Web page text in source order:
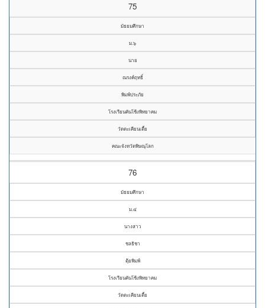
75
มัธยมศึกษา
ม.๖
นาย
ณรงค์ฤทธิ์
พิมพ์ประภัย
โรงเรียนคันโช้งพิทยาคม
วัดตะเคียนเตี้ย
คณะจังหวัดพิษณุโลก
76
มัธยมศึกษา
ม.๔
นางสาว
ชลธิชา
ตุ้ยพิมพ์
โรงเรียนคันโช้งพิทยาคม
วัดตะเคียนเตี้ย